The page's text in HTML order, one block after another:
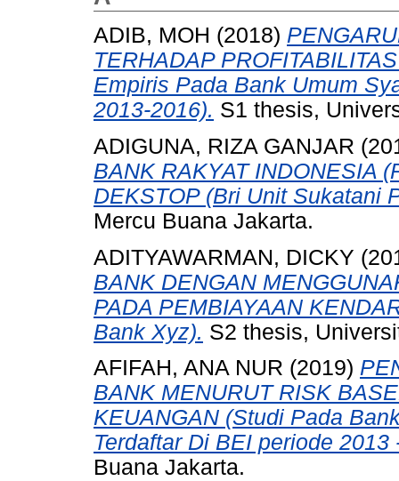
ADIB, MOH (2018)
TERHADAP
Empiris Pada Bank Umum
2013-2016). S1 thesis,
ADIGUNA, RIZA GANJAR
BANK RAKYAT INDONESIA
DEKSTOP (Bri Unit Sukatani
Mercu Buana Jakarta.
ADITYAWARMAN, DICKY
BANK DENGAN
PADA PEMBIAYAAN
Bank Xyz). S2 thesis,
AFIFAH, ANA NUR (2019)
BANK MENURUT RISK
KEUANGAN (Studi Pada
Terdaftar Di BEI periode 2013
Buana Jakarta.